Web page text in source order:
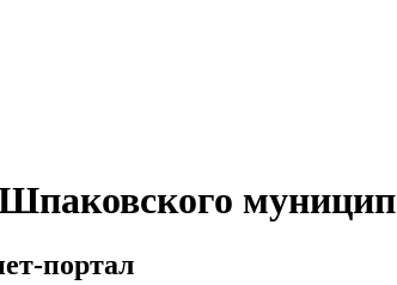
портал